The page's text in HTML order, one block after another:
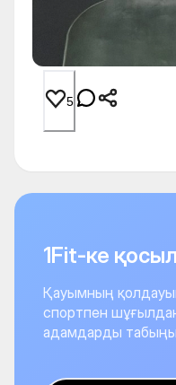
5
1Fit-ке
Қауымның
спортпен
адамдарды